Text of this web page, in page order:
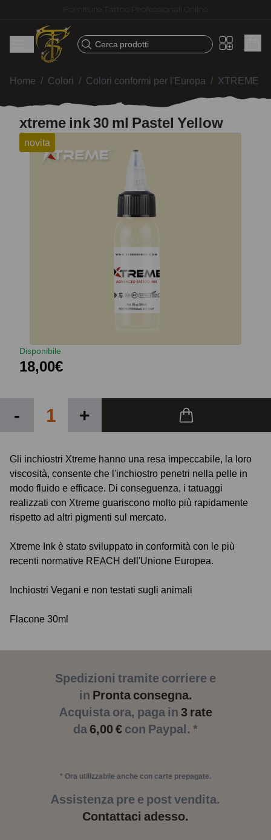
Cerca prodotti
Home / Colori / Colori conformi per l'Europa / XTREME
xtreme ink 30 ml Pastel Yellow
novita
Disponibile
18,00€
- +
Gli inchiostri Xtreme hanno una resa impeccabile, la loro
viscosità, consente che l'inchiostro penetri nella pelle in
modo fluido e efficace. Di conseguenza, i tatuaggi
realizzati con Xtreme guariscono molto più rapidamente
rispetto ad altri pigmenti sul mercato.
Xtreme Ink è stato sviluppato in conformità con le più
recenti normative REACH dell'Unione Europea.
Inchiostri Vegani e non testati sugli animali
Flacone 30ml
Spedizioni tramite corriere e
in Pronta consegna.
Acquista ora, paga in 3 rate
da6,00 € con Paypal. *
* Ora utilizzabile anche con carte prepagate.
Assistenza pre e post vendita.
Contattaci adesso.